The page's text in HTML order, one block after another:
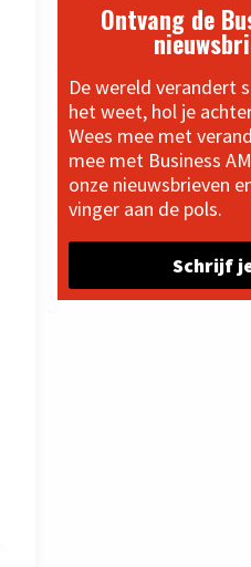
Ontvang de
De wereld verandert
het weet, hol je
Wees mee met
mee met Business
onze nieuwsbrieven
vinger aan de pols.
Schrijf